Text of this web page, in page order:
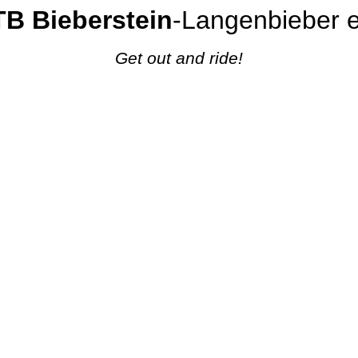
Bieberstein-Langenbieber
Get out and ride!